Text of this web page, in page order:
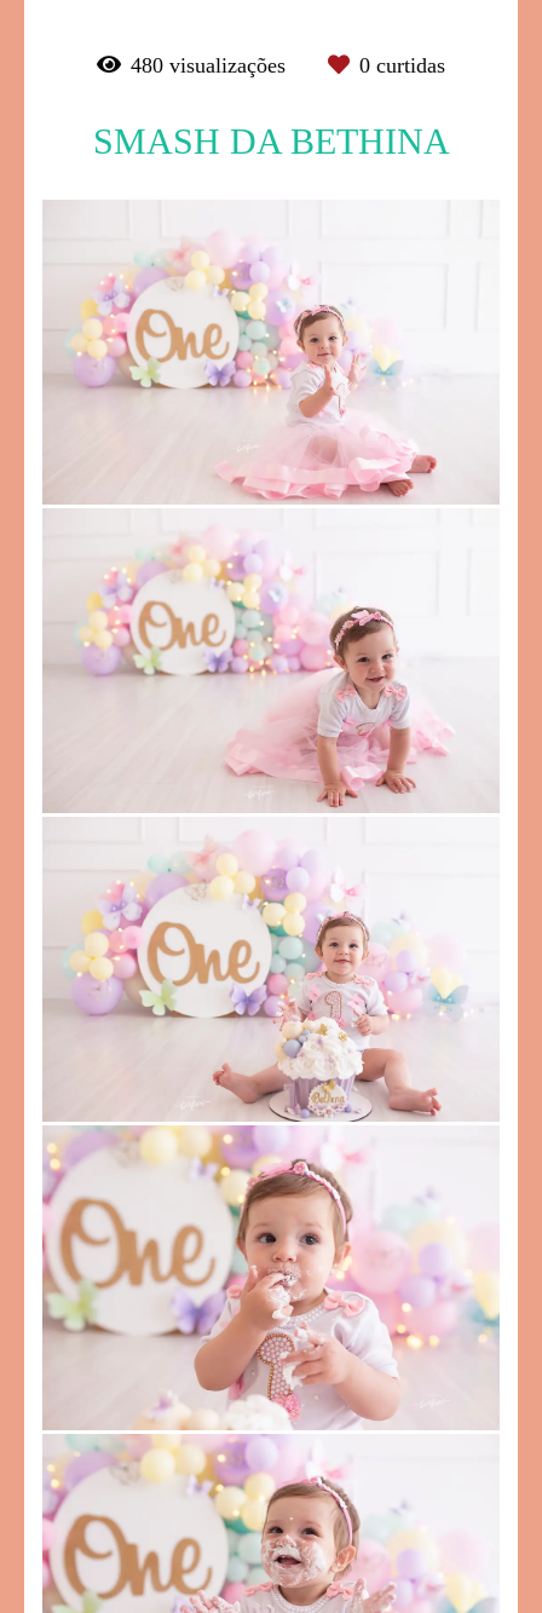
480 visualizações 0 curtidas
SMASH DA BETHINA